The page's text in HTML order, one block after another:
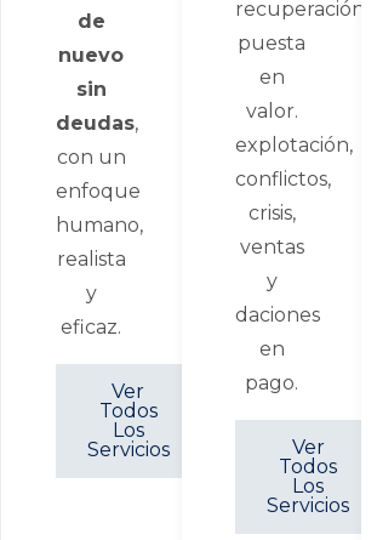
de
nuevo
sin
deudas,
con un
enfoque
humano,
realista
y
eficaz.
Ver
Todos
Los
Servicios
recuperación,
puesta
en
valor.
explotación,
conflictos,
crisis,
ventas
y
daciones
en
pago.
Ver
Todos
Los
Servicios